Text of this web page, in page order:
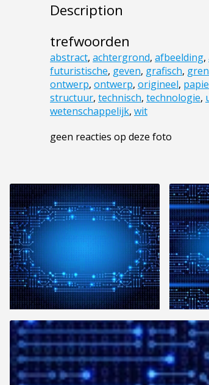
Description
trefwoorden
abstract, achtergrond, afbeelding,
futuristische, geven, grafisch,
ontwerp, ontwerp, origineel,
structuur, technisch, technologie,
wetenschappelijk, wit
geen reacties op deze foto